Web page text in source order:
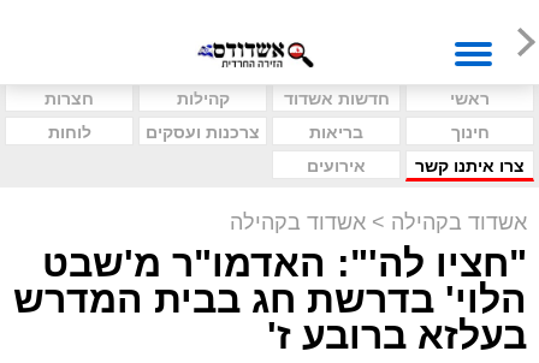
ראשי חדשות אשדוד קהילות
חצרות
חינוך
בריאות צרכנות ועסקים
לוחות
צרו איתנו קשר
אירועים
אשדוד בקהילה > אשדוד בקהילה
"חציו לה'": האדמו"ר מ'שבט
הלוי' בדרשת חג בבית המדרש
בעלזא ברובע ז'